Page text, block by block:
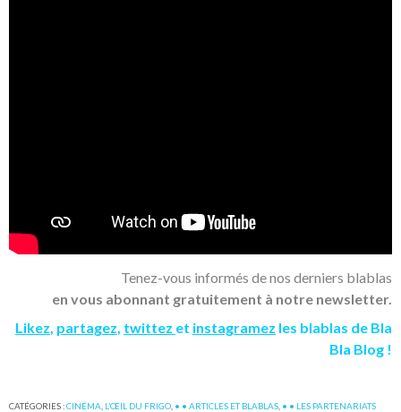
Tenez-vous informés de nos derniers blablas
en vous abonnant gratuitement à notre newsletter.
Likez, partagez, twittez et instagramez les blablas de Bla
Bla Blog !
CATÉGORIES :CINÉMA L’‎ŒIL DU FRIGO • • ARTICLES ET BLABLAS • • LES PARTENARIATS